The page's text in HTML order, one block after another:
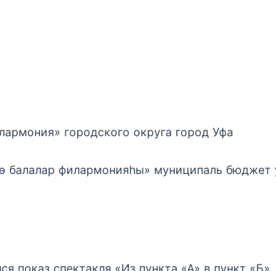
городского округа город Уфа
филармонияһы» муниципаль бюджет